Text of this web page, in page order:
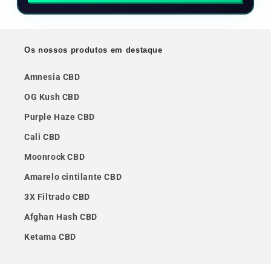
Os nossos produtos em destaque
Amnesia CBD
OG Kush CBD
Purple Haze CBD
Cali CBD
Moonrock CBD
Amarelo cintilante CBD
3X Filtrado CBD
Afghan Hash CBD
Ketama CBD